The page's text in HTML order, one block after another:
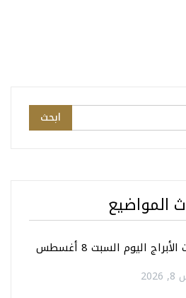
المواضيع
توقعـات الأبراج اليوم السبت 8 أغسطس